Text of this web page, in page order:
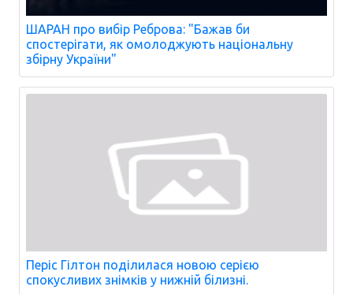
ШАРАН про вибір Реброва: "Бажав би
спостерігати, як омолоджують національну
збірну України"
Періс Гілтон поділилася новою серією
спокусливих знімків у нижній білизні.